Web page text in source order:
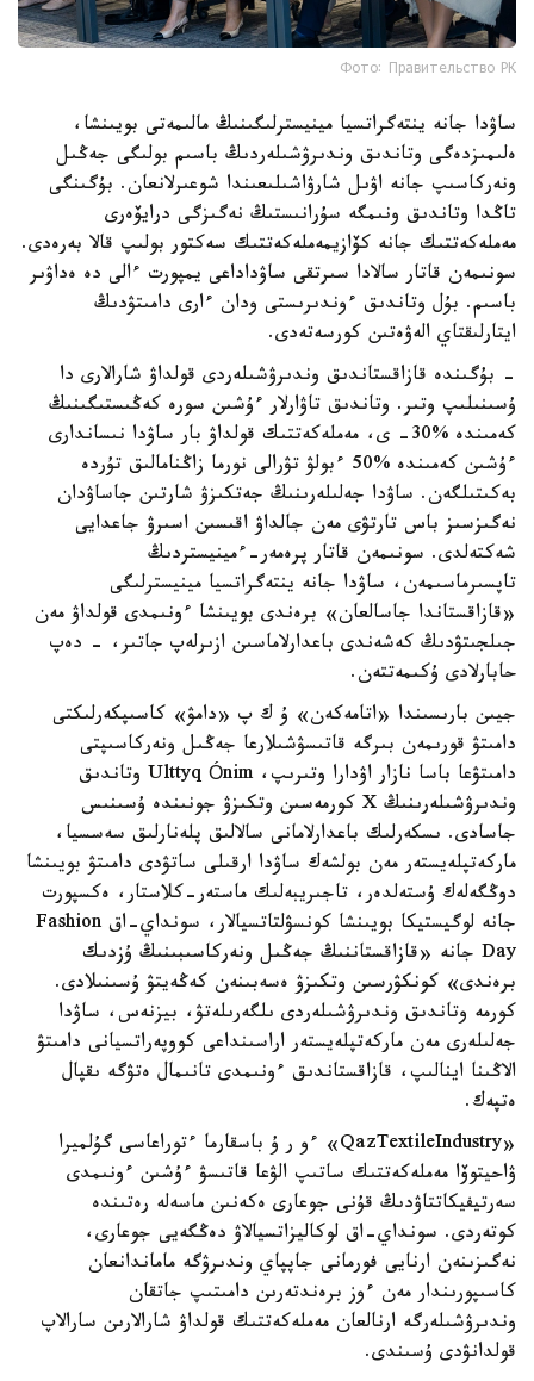
Фото: Правительство РК
ساۋدا جانە ينتەگراتسيا مينيسترلىگىنىڭ مالىمەتى بويىنشا،
ەلىمىزدەگى وتاندىق وندىرۋشىلەردىڭ باسىم بولىگى جەڭىل
ونەركاسىپ جانە اۋىل شارۋاشىلىعىندا شوعىرلانعان. بۇگىنگى
تاڭدا وتاندىق ونىمگە سۇرانىستىڭ نەگىزگى درايۆەرى
مەملەكەتتىك جانە كۆازيمەملەكەتتىك سەكتور بولىپ قالا بەرەدى.
سونىمەن قاتار سالادا سىرتقى ساۋداداعى يمپورت ءالى دە ەداۋىر
باسىم. بۇل وتاندىق ءوندىرىستى ودان ءارى دامىتۋدىڭ
ايتارلىقتاي الەۋەتىن كورسەتەدى.
- بۇگىندە قازاقستاندىق وندىرۋشىلەردى قولداۋ شارالارى دا
ۇسىنىلىپ وتىر. وتاندىق تاۋارلار ءۇشىن سورە كەڭىستىگىنىڭ
كەمىندە %30- ى، مەملەكەتتىك قولداۋ بار ساۋدا نىساندارى
ءۇشىن كەمىندە %50 ءبولۋ تۋرالى نورما زاڭنامالىق تۇردە
بەكىتىلگەن. ساۋدا جەلىلەرىنىڭ جەتكىزۋ شارتىن جاساۋدان
نەگىزسىز باس تارتۋى مەن جالداۋ اقىسىن اسىرۋ جاعدايى
شەكتەلدى. سونىمەن قاتار پرەمەر-ءمينيستردىڭ
تاپسىرماسىمەن، ساۋدا جانە ينتەگراتسيا مينيسترلىگى
«قازاقستاندا جاسالعان» برەندى بويىنشا ءونىمدى قولداۋ مەن
جىلجىتۋدىڭ كەشەندى باعدارلاماسىن ازىرلەپ جاتىر، - دەپ
حابارلادى ۇكىمەتتەن.
جيىن بارىسىندا «اتامەكەن» ۇ ك پ «دامۋ» كاسىپكەرلىكتى
دامىتۋ قورىمەن بىرگە قاتىسۋشىلارعا جەڭىل ونەركاسىپتى
دامىتۋعا باسا نازار اۋدارا وتىرىپ، Ulttyq Ónim وتاندىق
وندىرۋشىلەرىنىڭ X كورمەسىن وتكىزۋ جونىندە ۇسىنىس
جاسادى. ىسكەرلىك باعدارلامانى سالالىق پلەنارلىق سەسسيا،
ماركەتپلەيستەر مەن بولشەك ساۋدا ارقىلى ساتۋدى دامىتۋ بويىنشا
دوڭگەلەك ۇستەلدەر، تاجىريبەلىك ماستەر-كلاستار، ەكسپورت
جانە لوگيستيكا بويىنشا كونسۋلتاتسيالار، سونداي-اق Fashion
Day جانە «قازاقستاننىڭ جەڭىل ونەركاسىبىنىڭ ۇزدىك
برەندى» كونكۋرسىن وتكىزۋ ەسەبىنەن كەڭەيتۋ ۇسىنىلادى.
كورمە وتاندىق وندىرۋشىلەردى ىلگەرىلەتۋ، بيزنەس، ساۋدا
جەلىلەرى مەن ماركەتپلەيستەر اراسىنداعى كووپەراتسيانى دامىتۋ
الاڭىنا اينالىپ، قازاقستاندىق ءونىمدى تانىمال ەتۋگە ىقپال
ەتپەك.
«QazTextileIndustry» ءو ر ۇ باسقارما ءتوراعاسى گۇلميرا
ۋاحيتوۆا مەملەكەتتىك ساتىپ الۋعا قاتىسۋ ءۇشىن ءونىمدى
سەرتيفيكاتتاۋدىڭ قۇنى جوعارى ەكەنىن ماسەلە رەتىندە
كوتەردى. سونداي-اق لوكاليزاتسيالاۋ دەڭگەيى جوعارى،
نەگىزىنەن ارنايى فورمانى جاپپاي وندىرۋگە ماماندانعان
كاسىپورىندار مەن ءوز برەندتەرىن دامىتىپ جاتقان
وندىرۋشىلەرگە ارنالعان مەملەكەتتىك قولداۋ شارالارىن سارالاپ
قولدانۋدى ۇسىندى.